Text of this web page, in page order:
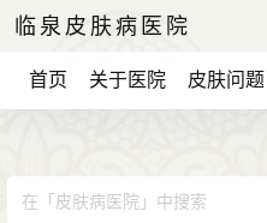
临泉皮肤病医院
首页 关于医院 皮肤问题